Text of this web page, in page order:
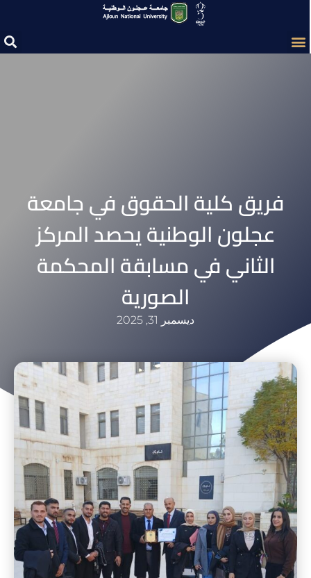
فريق كلية الحقوق في جامعة
عجلون الوطنية يحصد المركز
الثاني في مسابقة المحكمة
الصورية
ديسمبر 31, 2025